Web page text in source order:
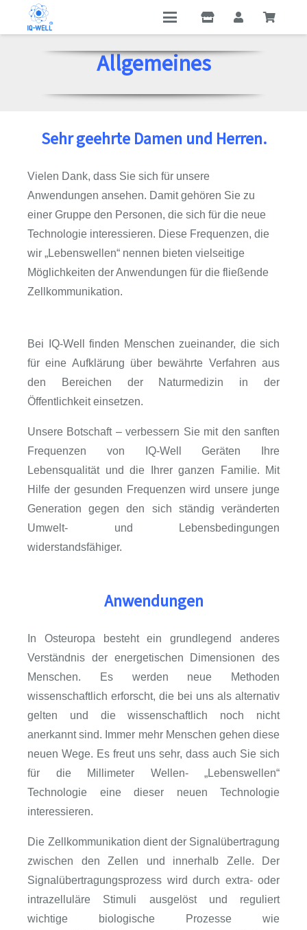
Allgemeines
Sehr geehrte Damen und Herren.
Vielen Dank, dass Sie sich für unsere
Anwendungen ansehen. Damit gehören Sie zu
einer Gruppe den Personen, die sich für die neue
Technologie interessieren. Diese Frequenzen, die
wir „Lebenswellen“ nennen bieten vielseitige
Möglichkeiten der Anwendungen für die fließende
Zellkommunikation.
Bei IQ-Well finden Menschen zueinander, die sich
für eine Aufklärung über bewährte Verfahren aus
den Bereichen der Naturmedizin in der
Öffentlichkeit einsetzen.
Unsere Botschaft – verbessern Sie mit den sanften
Frequenzen von IQ-Well Geräten Ihre
Lebensqualität und die Ihrer ganzen Familie. Mit
Hilfe der gesunden Frequenzen wird unsere junge
Generation gegen den sich ständig veränderten
Umwelt- und Lebensbedingungen
widerstandsfähiger.
Anwendungen
In Osteuropa besteht ein grundlegend anderes
Verständnis der energetischen Dimensionen des
Menschen. Es werden neue Methoden
wissenschaftlich erforscht, die bei uns als alternativ
gelten und die wissenschaftlich noch nicht
anerkannt sind. Immer mehr Menschen gehen diese
neuen Wege. Es freut uns sehr, dass auch Sie sich
für die Millimeter Wellen- „Lebenswellen“
Technologie eine dieser neuen Technologie
interessieren.
Die Zellkommunikation dient der Signalübertragung
zwischen den Zellen und innerhalb Zelle. Der
Signalübertragungsprozess wird durch extra- oder
intrazelluläre Stimuli ausgelöst und reguliert
wichtige biologische Prozesse wie